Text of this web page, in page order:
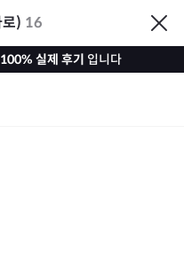
) 16
100% 실제 후기 입니다